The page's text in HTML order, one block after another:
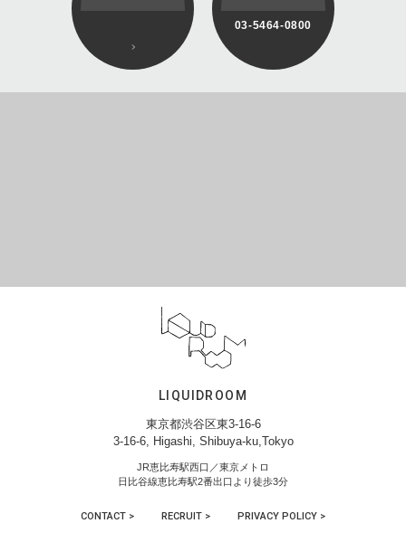
03-5464-0800
LIQUIDROOM
東京都渋谷区東3-16-6
3-16-6, Higashi, Shibuya-ku,Tokyo
JR恵比寿駅西口／東京メトロ
日比谷線恵比寿駅2番出口より徒歩3分
CONTACT > RECRUIT > PRIVACY POLICY >